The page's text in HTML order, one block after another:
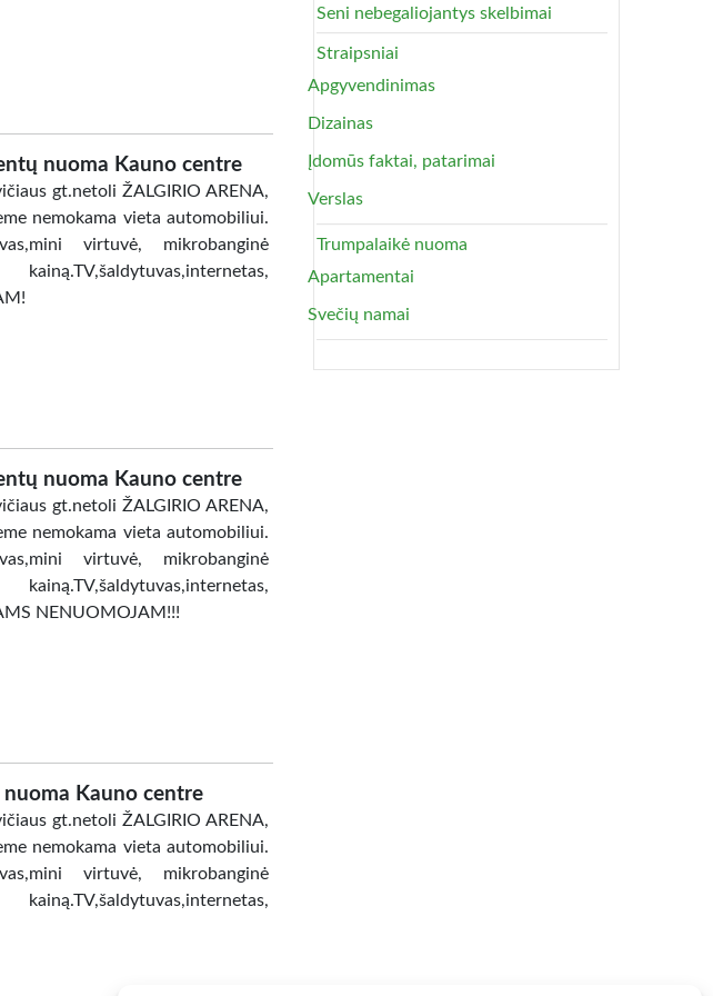
nuoma Kauno centre
gt.netoli ŽALGIRIO ARENA,
nemokama vieta automobiliui.
virtuvė, mikrobanginė
nuoma Kauno centre
gt.netoli ŽALGIRIO ARENA,
nemokama vieta automobiliui.
virtuvė, mikrobanginė
NENUOMOJAM!!!
Kauno centre
gt.netoli ŽALGIRIO ARENA,
nemokama vieta automobiliui.
virtuvė, mikrobanginė
Seni nebegaliojantys skelbimai
Straipsniai
Apgyvendinimas
Dizainas
Įdomūs faktai, patarimai
Verslas
Trumpalaikė nuoma
Apartamentai
Svečių namai